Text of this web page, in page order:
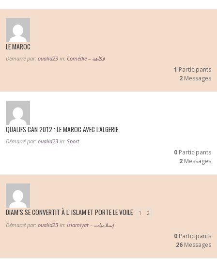
LE MAROC
Démarré par: oualid23 in: Comédie – فكاهة
1 Participants
2 Messages
QUALIFS CAN 2012 : LE MAROC AVEC L’ALGERIE
Démarré par: oualid23 in: Sport
0 Participants
2 Messages
DIAM’S SE CONVERTIT À L’ ISLAM ET PORTE LE VOILE 1 2
Démarré par: oualid23 in: Islamiyat – إسلاميات
0 Participants
26 Messages